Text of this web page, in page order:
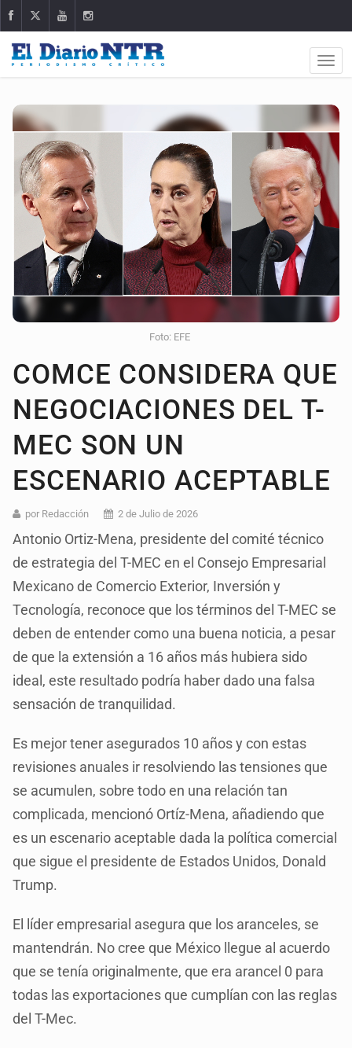
Foto: EFE
COMCE CONSIDERA QUE
NEGOCIACIONES DEL T-
MEC SON UN
ESCENARIO ACEPTABLE
por Redacción 2 de Julio de 2026
Antonio Ortiz-Mena, presidente del comité técnico
de estrategia del T-MEC en el Consejo Empresarial
Mexicano de Comercio Exterior, Inversión y
Tecnología, reconoce que los términos del T-MEC se
deben de entender como una buena noticia, a pesar
de que la extensión a 16 años más hubiera sido
ideal, este resultado podría haber dado una falsa
sensación de tranquilidad.
Es mejor tener asegurados 10 años y con estas
revisiones anuales ir resolviendo las tensiones que
se acumulen, sobre todo en una relación tan
complicada, mencionó Ortíz-Mena, añadiendo que
es un escenario aceptable dada la política comercial
que sigue el presidente de Estados Unidos, Donald
Trump.
El líder empresarial asegura que los aranceles, se
mantendrán. No cree que México llegue al acuerdo
que se tenía originalmente, que era arancel 0 para
todas las exportaciones que cumplían con las reglas
del T-Mec.